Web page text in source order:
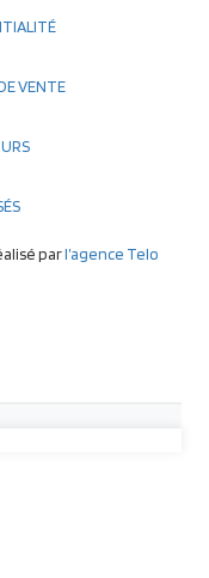
VENTE
parl’agence Telo